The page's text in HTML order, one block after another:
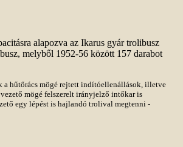
alapozva az Ikarus gyár trolibusz
melyből 1952-56 között 157 darabot
a hűtőrács mögé rejtett indítóellenállások, illetve
mögé felszerelt irányjelző intőkar is
egy lépést is hajlandó trolival megtenni -